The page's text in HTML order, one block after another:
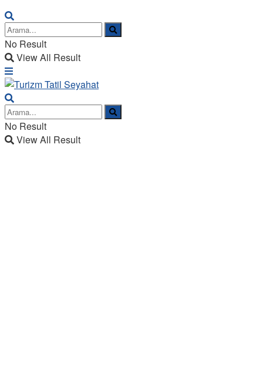
No Result
View All Result
No Result
View All Result